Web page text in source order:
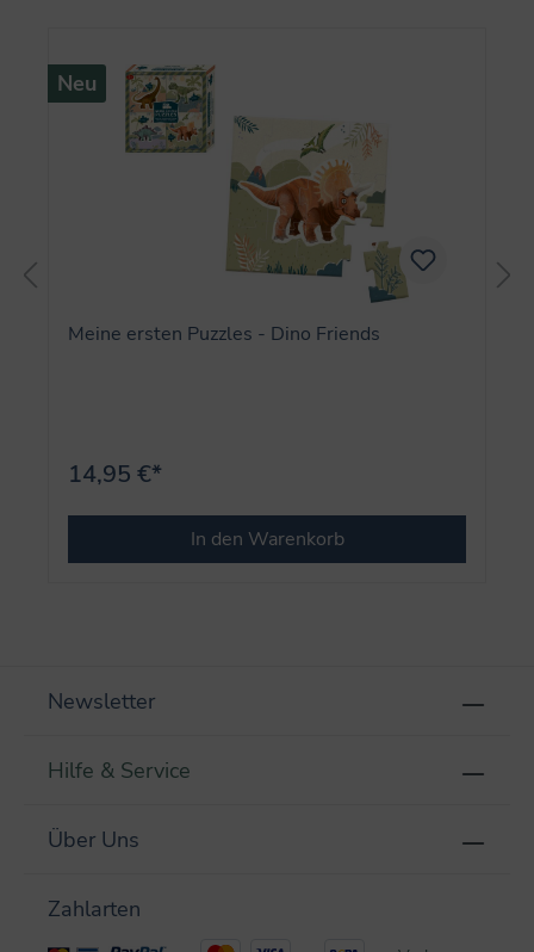
Neu
Meine ersten Puzzles - Dino Friends
14,95 €*
In den Warenkorb
Newsletter
Hilfe & Service
Über Uns
Zahlarten